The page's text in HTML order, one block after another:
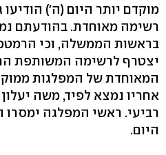
מוקדם יותר היום (ה')
רשימה מאוחדת. בהודעתם
בראשות הממשלה, וכי
יצטרף לרשימה המשותפת
המאוחדת של המפלגות
אחריו נמצא לפיד, משה
רביעי. ראשי המפלגה
היום.